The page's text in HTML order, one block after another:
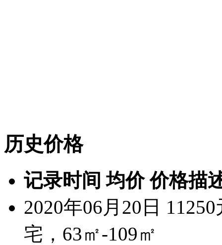
历史价格
记录时间 均价 价格描
2020年06月20日
宅，63㎡-109㎡